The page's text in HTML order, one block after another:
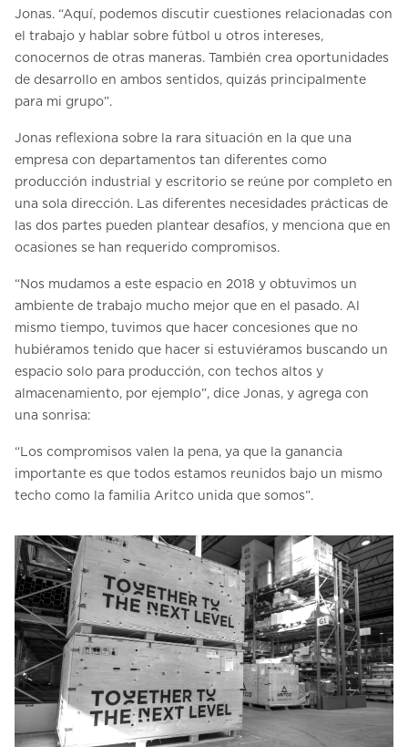
Jonas. “Aquí, podemos discutir cuestiones relacionadas con
el trabajo y hablar sobre fútbol u otros intereses,
conocernos de otras maneras. También crea oportunidades
de desarrollo en ambos sentidos, quizás principalmente
para mi grupo”.
Jonas reflexiona sobre la rara situación en la que una
empresa con departamentos tan diferentes como
producción industrial y escritorio se reúne por completo en
una sola dirección. Las diferentes necesidades prácticas de
las dos partes pueden plantear desafíos, y menciona que en
ocasiones se han requerido compromisos.
“Nos mudamos a este espacio en 2018 y obtuvimos un
ambiente de trabajo mucho mejor que en el pasado. Al
mismo tiempo, tuvimos que hacer concesiones que no
hubiéramos tenido que hacer si estuviéramos buscando un
espacio solo para producción, con techos altos y
almacenamiento, por ejemplo”, dice Jonas, y agrega con
una sonrisa:
“Los compromisos valen la pena, ya que la ganancia
importante es que todos estamos reunidos bajo un mismo
techo como la familia Aritco unida que somos”.